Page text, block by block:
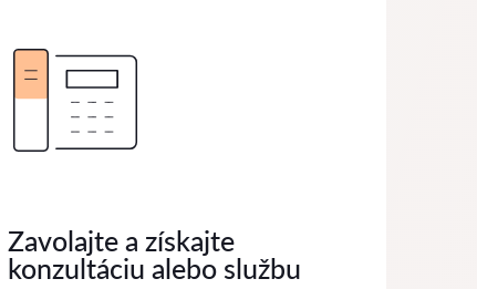
Zavolajte a získajte
konzultáciu alebo službu